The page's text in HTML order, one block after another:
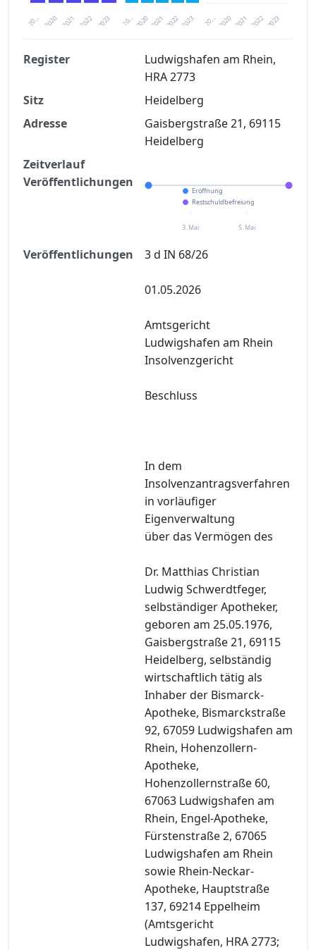
20… 2021 2023
2020 2022 20… 2021 2023
2020 2022 20… 2021 2023
2020 2022
Finanzkennzahlen nach kostenloser
Registrierung verfügbar
Jetzt kostenlos registrieren
Register
Ludwigshafen am Rhein,
HRA 2773
Sitz
Heidelberg
Adresse
Gaisbergstraße 21, 69115
Heidelberg
Zeitverlauf
Veröffentlichungen
Eröffnung
Restschuldbefreiung
3. Mai 5. Mai
Veröffentlichungen 3 d IN 68/26
01.05.2026
Amtsgericht
Ludwigshafen am Rhein
Insolvenzgericht
Beschluss
In dem
Insolvenzantragsverfahren
in vorläufiger
Eigenverwaltung
über das Vermögen des
Dr. Matthias Christian
Ludwig Schwerdtfeger,
selbständiger Apotheker,
geboren am 25.05.1976,
Gaisbergstraße 21, 69115
Heidelberg, selbständig
wirtschaftlich tätig als
Inhaber der Bismarck-
Apotheke, Bismarckstraße
92, 67059 Ludwigshafen am
Rhein, Hohenzollern-
Apotheke,
Hohenzollernstraße 60,
67063 Ludwigshafen am
Rhein, Engel-Apotheke,
Fürstenstraße 2, 67065
Ludwigshafen am Rhein
sowie Rhein-Neckar-
Apotheke, Hauptstraße
137, 69214 Eppelheim
(Amtsgericht
Ludwigshafen, HRA 2773;